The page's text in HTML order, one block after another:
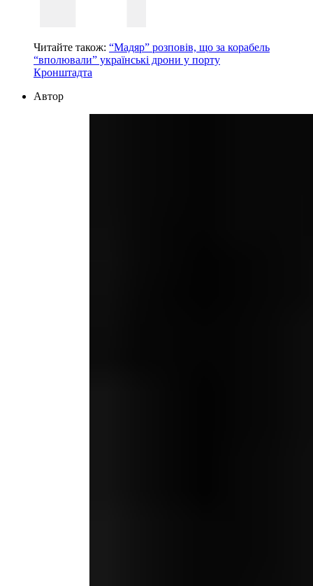
Читайте також: “Мадяр” розповів, що за корабель
“вполювали” українські дрони у порту
Кронштадта
Автор